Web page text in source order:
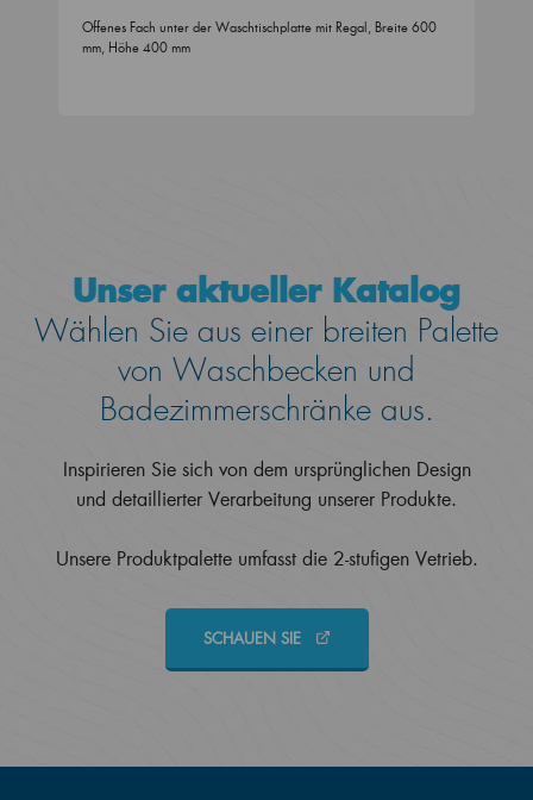
Offenes Fach unter der Waschtischplatte mit Regal, Breite 600
mm, Höhe 400 mm
Unser aktueller Katalog
Wählen Sie aus einer breiten Palette
von Waschbecken und
Badezimmerschränke aus.
Inspirieren Sie sich von dem ursprünglichen Design
und detaillierter Verarbeitung unserer Produkte.
Unsere Produktpalette umfasst die 2-stufigen Vetrieb.
SCHAUEN SIE